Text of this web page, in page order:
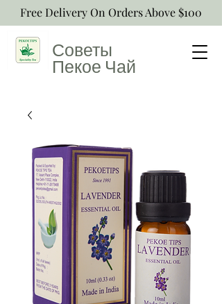
Советы
Пекое Чай
Free Delivery On Orders Above $100